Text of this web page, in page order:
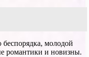
молодой
романтики и новизны.